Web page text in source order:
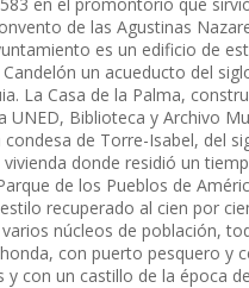
de las Agustinas
es un edificio de
un acueducto del
La Casa de la Palma,
UNED, Biblioteca y Archivo
de Torre-Isabel, del
donde residió un
de los Pueblos de
recuperado al cien por
núcleos de población,
con puerto pesquero y
con un castillo de la época